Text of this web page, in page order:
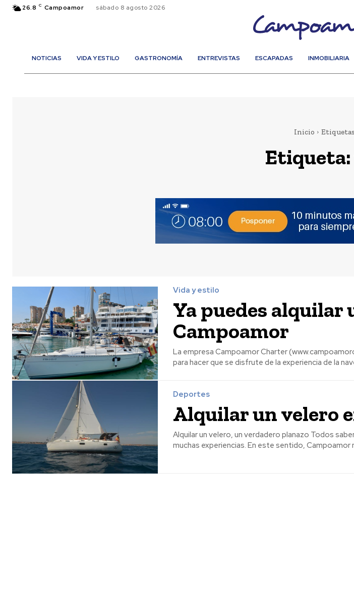
26.8 C Campoamor sábado 8 agosto 2026
NOTICIAS VIDA Y ESTILO GASTRONOMÍA ENTREVISTAS ESCAPADAS INMOBILIARIA
Inicio Etiquetas
Etiqueta:
Vida y estilo
Ya puedes alquilar
Campoamor
La empresa Campoamor Charter
para hacer que se disfrute de la experiencia de la
Deportes
Alquilar un velero
Alquilar un velero, un verdadero planazo Todos saben que quien planifica su ocio, se garantiza
muchas experiencias. En este sentido, Campoamor